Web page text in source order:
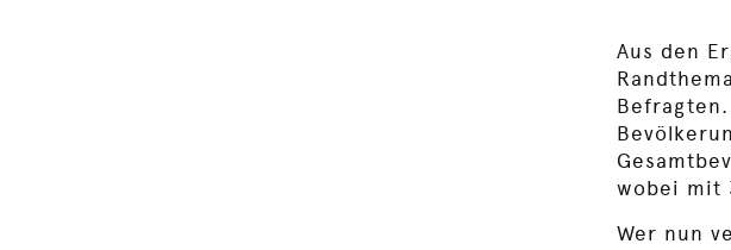
Aus den
wobei mit
Wer nun